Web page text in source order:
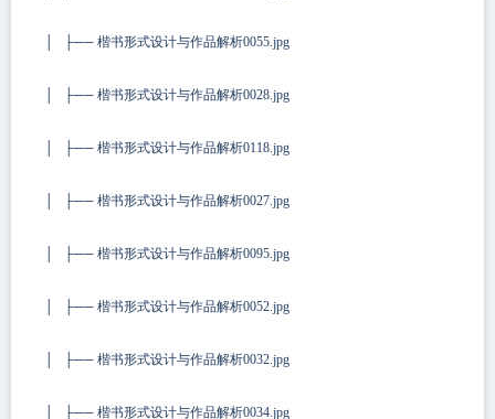
│ ├── 楷书形式设计与作品解析0055.jpg
│ ├── 楷书形式设计与作品解析0028.jpg
│ ├── 楷书形式设计与作品解析0118.jpg
│ ├── 楷书形式设计与作品解析0027.jpg
│ ├── 楷书形式设计与作品解析0095.jpg
│ ├── 楷书形式设计与作品解析0052.jpg
│ ├── 楷书形式设计与作品解析0032.jpg
│ ├── 楷书形式设计与作品解析0034.jpg